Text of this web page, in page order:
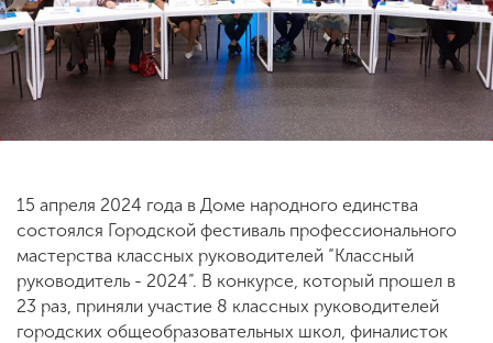
ENG SPN CHI
комиссия
+7 (831) 262-26-20
15 апреля 2024 года в Доме народного единства
состоялся Городской фестиваль профессионального
мастерства классных руководителей “Классный
руководитель - 2024”. В конкурсе, который прошел в
23 раз, приняли участие 8 классных руководителей
городских общеобразовательных школ, финалисток